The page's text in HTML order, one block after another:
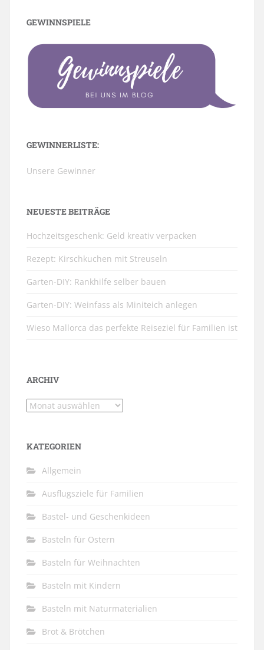
GEWINNSPIELE
GEWINNERLISTE:
Unsere Gewinner
NEUESTE BEITRÄGE
Hochzeitsgeschenk: Geld kreativ verpacken
Rezept: Kirschkuchen mit Streuseln
Garten-DIY: Rankhilfe selber bauen
Garten-DIY: Weinfass als Miniteich anlegen
Wieso Mallorca das perfekte Reiseziel für Familien ist
ARCHIV
Archiv
KATEGORIEN
Allgemein
Ausflugsziele für Familien
Bastel- und Geschenkideen
Basteln für Ostern
Basteln für Weihnachten
Basteln mit Kindern
Basteln mit Naturmaterialien
Brot & Brötchen